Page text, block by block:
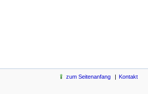
zum Seitenanfang Kontakt